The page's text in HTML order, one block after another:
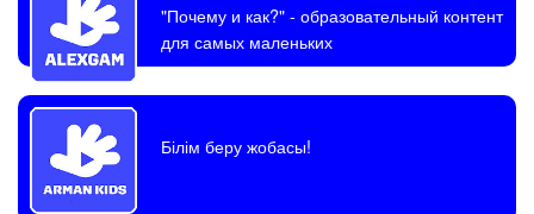
"Почему и как?"- образовательный контент
для самых маленьких
Білім беру жобасы!